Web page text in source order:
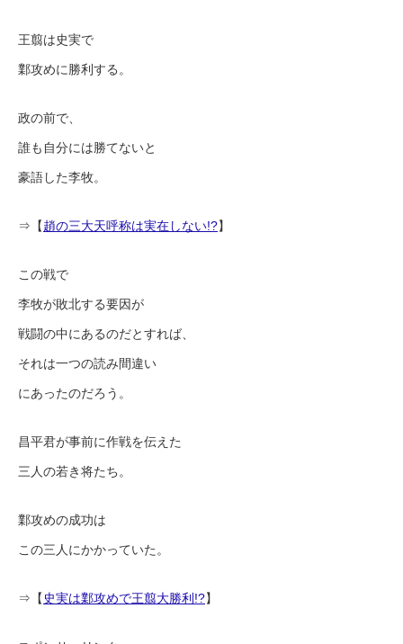
王翦は史実で
鄴攻めに勝利する。
政の前で、
誰も自分には勝てないと
豪語した李牧。
⇒【趙の三大天呼称は実在しない!?】
この戦で
李牧が敗北する要因が
戦闘の中にあるのだとすれば、
それは一つの読み間違い
にあったのだろう。
昌平君が事前に作戦を伝えた
三人の若き将たち。
鄴攻めの成功は
この三人にかかっていた。
⇒【 史実は鄴攻めで王翦大勝利!?】